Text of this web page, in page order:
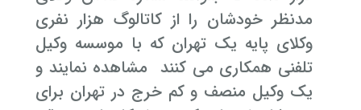
مدنظر خودشان را از کاتالوگ هزار نفری
وکلای پایه یک تهران که با موسسه وکیل
تلفنی همکاری می کنند مشاهده نمایند و
یک وکیل منصف و کم خرج در تهران برای